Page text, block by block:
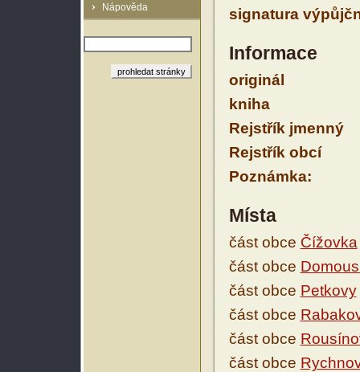
Nápověda
signatura
Informace
originál
kniha
Rejstřík jmenný
Rejstřík obcí
Poznámka:
Místa
část obce Čížovka
část obce
část obce Petkovy
část obce
část obce
část obce